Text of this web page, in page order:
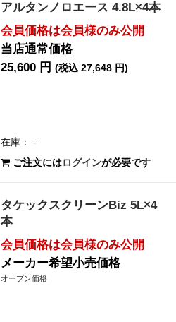
アルタンノロエース 4.8L×4本
会員価格は会員様のみ公開
当店通常価格
25,600 円(税込 27,648 円)
在庫： -
ご注文にはログインが必要です
タケックスクリーンBiz 5L×4
本
会員価格は会員様のみ公開
メーカー希望小売価格
オープン価格